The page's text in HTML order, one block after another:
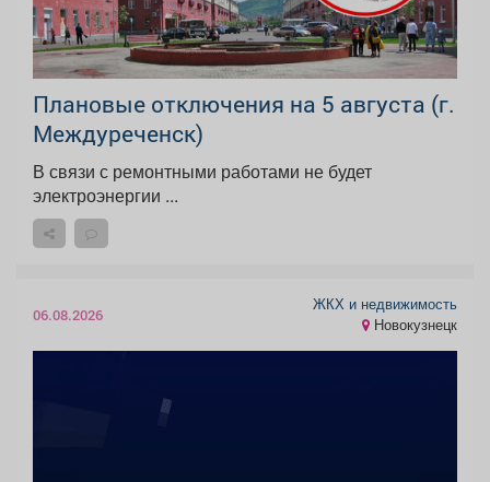
Плановые отключения на 5 августа (г.
Междуреченск)
В связи с ремонтными работами не будет
электроэнергии ...
06.08.2026
ЖКХ и недвижимость
Новокузнецк